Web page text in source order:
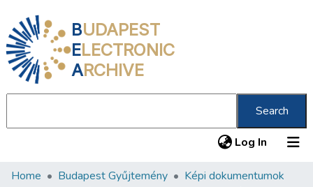
BUDAPEST
ELECTRONIC
ARCHIVE
Search
Log In (current)
Communities & Collections
Home Budapest Gyűjtemény
Képi dokumentumok